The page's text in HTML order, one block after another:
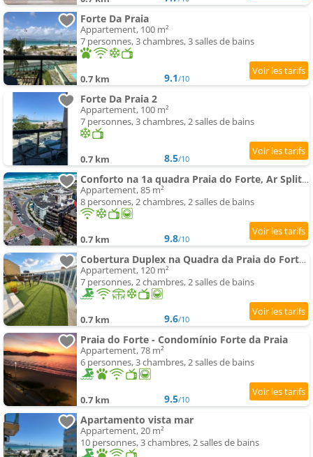
Forte Da Praia
Appartement, 100 m²
7 personnes, 3 chambres, 3 salles de bains
0.7 km 9.1/10
Forte Da Praia 2
Appartement, 100 m²
7 personnes, 3 chambres, 2 salles de bains
0.7 km 8.5/10
Conforto na 1a quadra Praia do Forte, Ar Split, Wifi, Garagem
Appartement, 85 m²
8 personnes, 2 chambres, 2 salles de bains
0.7 km 9.8/10
Cobertura Duplex na Quadra da Praia do Forte com Piscina Privativa e 2 Vagas
Appartement, 120 m²
7 personnes, 2 chambres, 2 salles de bains
0.7 km 9.6/10
Praia do Forte - Condomínio Forte da Praia
Appartement, 78 m²
6 personnes, 3 chambres, 2 salles de bains
0.7 km 9.5/10
Apartamento vista mar
Appartement, 20 m²
10 personnes, 3 chambres, 2 salles de bains